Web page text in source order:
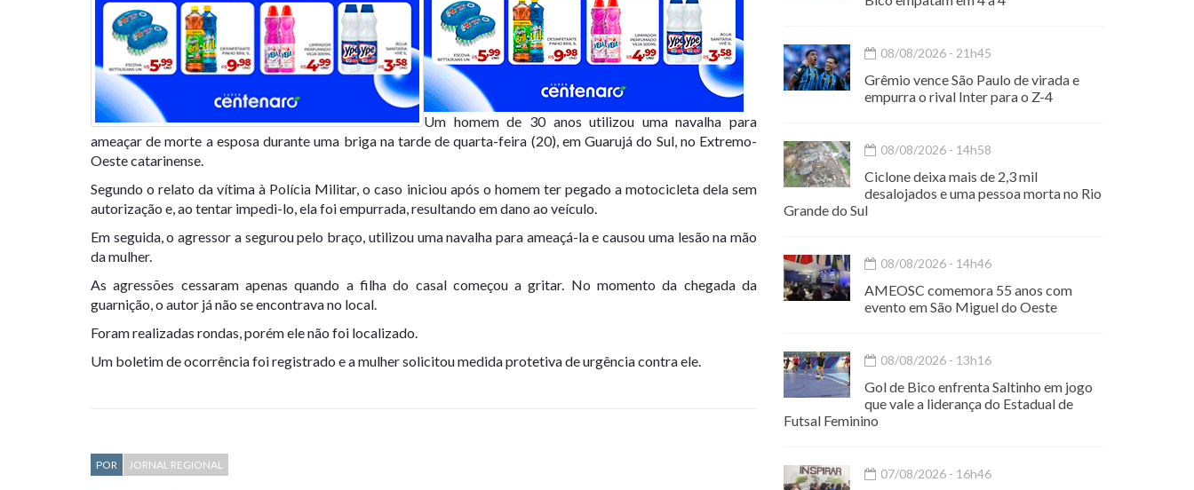
Um homem de 30 anos utilizou uma navalha para
ameaçar de morte a esposa durante uma briga na tarde de quarta-feira (20), em Guarujá do Sul, no Extremo-
Oeste catarinense.
Segundo o relato da vítima à Polícia Militar, o caso iniciou após o homem ter pegado a motocicleta dela sem
autorização e, ao tentar impedi-lo, ela foi empurrada, resultando em dano ao veículo.
Em seguida, o agressor a segurou pelo braço, utilizou uma navalha para ameaçá-la e causou uma lesão na mão
da mulher.
As agressões cessaram apenas quando a filha do casal começou a gritar. No momento da chegada da
guarnição, o autor já não se encontrava no local.
Foram realizadas rondas, porém ele não foi localizado.
Um boletim de ocorrência foi registrado e a mulher solicitou medida protetiva de urgência contra ele.
POR JORNAL REGIONAL
08/08/2026 - 21h45
Grêmio vence São Paulo de virada e
empurra o rival Inter para o Z-4
08/08/2026 - 14h58
Ciclone deixa mais de 2,3 mil
desalojados e uma pessoa morta no Rio
Grande do Sul
08/08/2026 - 14h46
AMEOSC comemora 55 anos com
evento em São Miguel do Oeste
08/08/2026 - 13h16
Gol de Bico enfrenta Saltinho em jogo
que vale a liderança do Estadual de
Futsal Feminino
07/08/2026 - 16h46